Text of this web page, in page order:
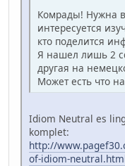
Комрады! Нужна
интересуется
кто поделится
Я нашел лишь 2
другая на
Может есть что
Idiom Neutral es
komplet:
http://
of-idiom-